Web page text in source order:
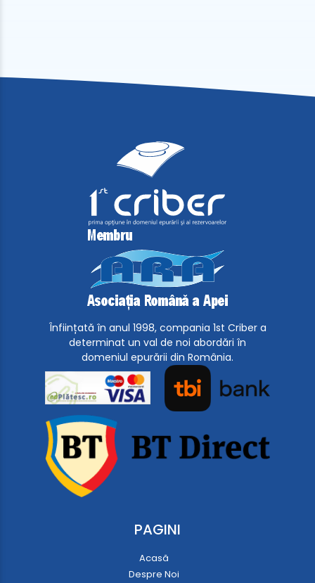
Înființată în anul 1998, compania 1st Criber a
determinat un val de noi abordări în
domeniul epurării din România.
PAGINI
Acasă
Despre Noi